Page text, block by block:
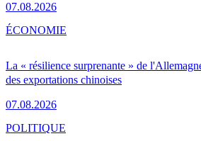
07.08.2026
La « résilience surprenante » de
des exportations chinoises
07.08.2026
ÉCONOMIE
POLITIQUE